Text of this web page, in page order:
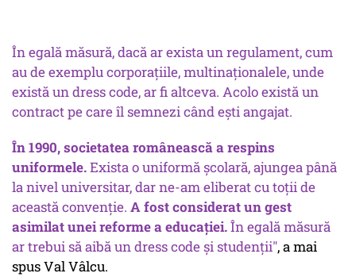
În egală măsură, dacă ar exista un regulament, cum
au de exemplu corporațiile, multinaționalele, unde
există undress code, ar fi altceva. Acolo există un
contract pe care îl semnezi când ești angajat.
În 1990, societatea românească a respins
uniformele.Exista o uniformă școlară, ajungea până
la nivel universitar, dar ne-am eliberat cu toții de
această convenție. A fost considerat un gest
asimilat unei reforme a educației.În egală măsură
ar trebui să aibă undress codeși studenții", a mai
spus Val Vâlcu.